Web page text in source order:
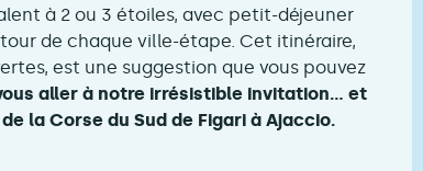
à 2 ou 3 étoiles, avec petit-déjeuner
de chaque ville-étape. Cet itinéraire,
est une suggestion que vous pouvez
aller à notre irrésistible invitation… et
la Corse du Sud de Figari à Ajaccio.